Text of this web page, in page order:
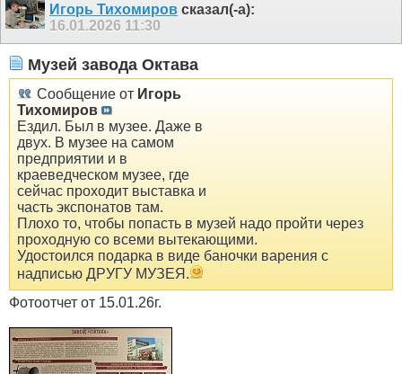
Игорь Тихомиров сказал(-а):
16.01.2026 11:30
Музей завода Октава
Сообщение от Игорь
Тихомиров
Ездил. Был в музее. Даже в
двух. В музее на самом
предприятии и в
краеведческом музее, где
сейчас проходит выставка и
часть экспонатов там.
Плохо то, чтобы попасть в музей надо пройти через
проходную со всеми вытекающими.
Удостоился подарка в виде баночки варения с
надписью ДРУГУ МУЗЕЯ.
Фотоотчет от 15.01.26г.